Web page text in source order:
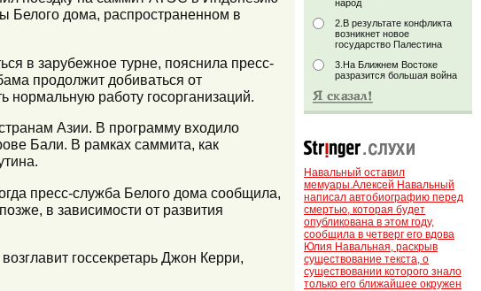
Белого дома, распространенном в
в зарубежное турне, пояснила пресс-
продолжит добиваться от
нормальную работу госорганизаций.
Азии. В программу входило
Бали. В рамках саммита, как
пресс-служба Белого дома сообщила,
в зависимости от развития
госсекретарь Джон Керри,
народ
2.В результате конфликта
возникнет новое
государство Палестина
3.На Ближнем Востоке
разразится большая война
Навальный оставил
мемуары.Алексей Навальный
написал автобиографию перед
смертью, которая будет
опубликована в этом году,
сообщила в четверг его вдова
Юлия Навальная, раскрыв
существование текста, о
существовании которого знало
только его ближайшее окружен